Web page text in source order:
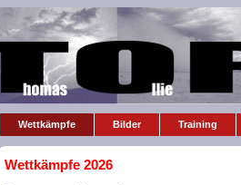
Wettkämpfe Bilder Training
Wettkämpfe 2026